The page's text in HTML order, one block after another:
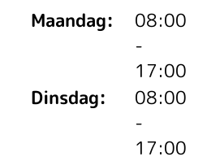
Maandag:
08:00
-
17:00
Dinsdag:
08:00
-
17:00